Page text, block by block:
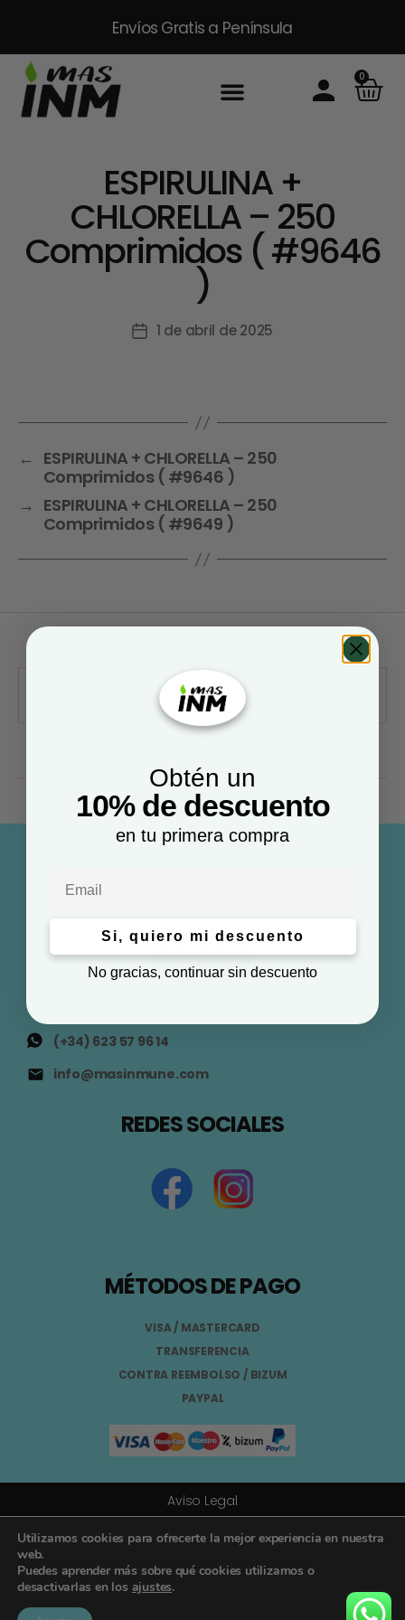
Envíos Gratis a Península
0
ESPIRULINA +
CHLORELLA – 250
Comprimidos ( #9646
)
1 de abril de 2025
← ESPIRULINA + CHLORELLA – 250
Comprimidos ( #9646 )
→ ESPIRULINA + CHLORELLA – 250
Comprimidos ( #9649 )
(+34) 623 57 96 14
info@masinmune.com
REDES SOCIALES
MÉTODOS DE PAGO
VISA / MASTERCARD
TRANSFERENCIA
CONTRA REEMBOLSO / BIZUM
PAYPAL
Aviso Legal
Términos y Condiciones
Política de Privacidad
Registro General Sanitario Nº 26.024094/GR
Utilizamos cookies para ofrecerte la mejor experiencia en nuestra
web.
Puedes aprender más sobre qué cookies utilizamos o
desactivarlas en los ajustes.
Obtén un
10% de descuento
en tu primera compra
Si, quiero mi descuento
No gracias, continuar sin descuento